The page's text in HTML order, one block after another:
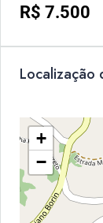
R$ 7.500
Localização
+
−